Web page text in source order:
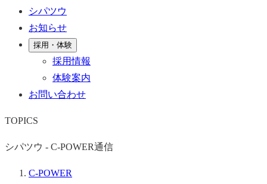
シパツウ
お知らせ
採用・体験
採用情報
体験案内
お問い合わせ
TOPICS
シパツウ - C-POWER通信
C-POWER